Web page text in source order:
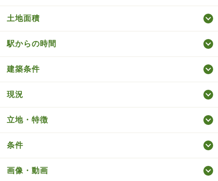
土地面積
駅からの時間
建築条件
現況
立地・特徴
条件
画像・動画